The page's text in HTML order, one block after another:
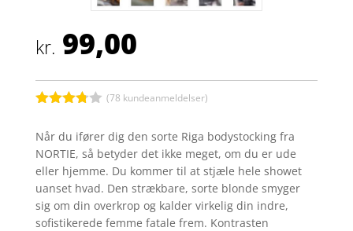
kr. 99,00
som
3.7ud
af 5
baseret
på
kundebed
ømmels
(78 kundeanmeldelser)
Når du ifører dig den sorte Riga bodystocking fra
NORTIE, så betyder det ikke meget, om du er ude
eller hjemme. Du kommer til at stjæle hele showet
uanset hvad. Den strækbare, sorte blonde smyger
sig om din overkrop og kalder virkelig din indre,
sofistikerede femme fatale frem. Kontrasten